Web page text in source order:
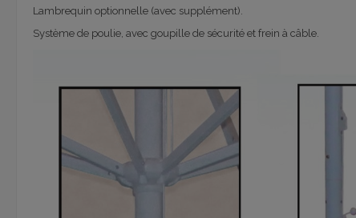
Lambrequin optionnelle (avec supplément).
Système de poulie, avec goupille de sécurité et frein à câble.